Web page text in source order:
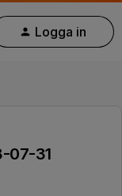
Logga in
07-31